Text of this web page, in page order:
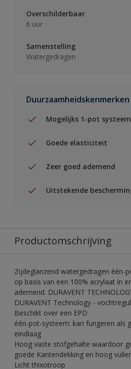
Overschilderbaar
6 uur
Samenstelling
Watergedragen
Duurzaamheidskenmerken
Mogelijks 1-pot systeem
Goede elasticiteit
Zeer goed ademend
Uitstekende
Productomschrijving
Zijdeglanzend watergedragen één-
op basis van een 100% acrylaat in
ademend. DURAVENT
DURAVENT Technology -
Beschikt over een EPD
één-pot-systeem: kan fungeren als
eindlaag
Hoog vaste stofgehalte waardoor
goede Kantendekking en hoog
Licht thixotroop